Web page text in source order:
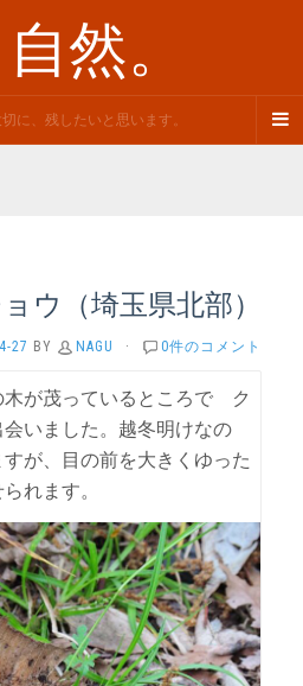
然。
に、残したいと思います。
ウ（埼玉県北部）
27 BY NAGU · 0件のコメント
が茂っているところで ク
いました。越冬明けなの
が、目の前を大きくゆった
れます。